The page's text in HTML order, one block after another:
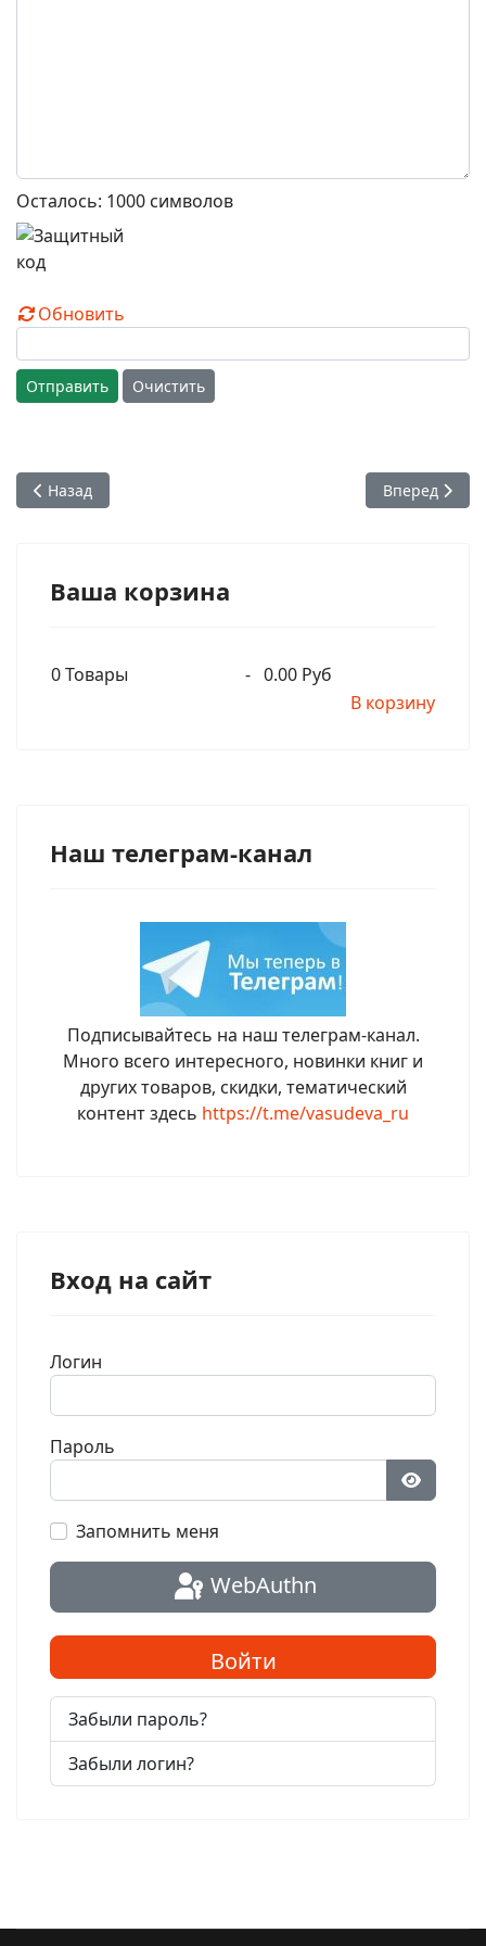
Осталось: 1000 символов
Обновить
Отправить Очистить
Предыдущий: Глава 6. Часть 10. "Нужна практика":
Назад Следующий:
Вперед
Ваша корзина
0Товары - 0.00 Руб
В корзину
Наш телеграм-канал
Подписывайтесь на наш телеграм-канал.
Много всего интересного, новинки книг и
других товаров, скидки, тематический
контент здесь https://t.me/vasudeva_ru
Вход на сайт
Логин
Пароль
Запомнить меня
WebAuthn
Войти
Забыли пароль?
Забыли логин?